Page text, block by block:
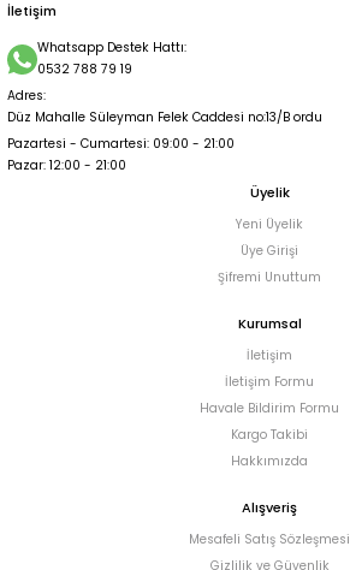
İletişim
Whatsapp Destek Hattı:
0532 788 79 19
Adres:
Düz Mahalle Süleyman Felek Caddesi no:13/B ordu
Pazartesi - Cumartesi: 09:00 - 21:00
Pazar: 12:00 - 21:00
Üyelik
Yeni Üyelik
Üye Girişi
Şifremi Unuttum
Kurumsal
İletişim
İletişim Formu
Havale Bildirim Formu
Kargo Takibi
Hakkımızda
Alışveriş
Mesafeli Satış Sözleşmesi
Gizlilik ve Güvenlik